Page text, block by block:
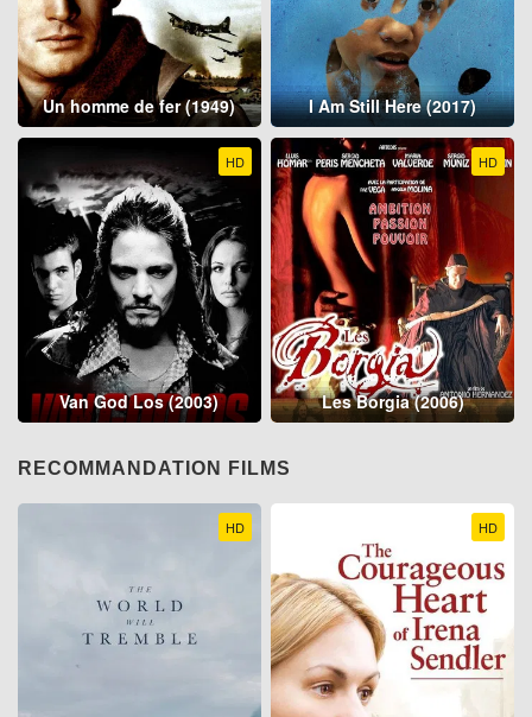
Un homme de fer (1949) I Am Still Here (2017)
HD
Van God Los (2003)
HD
Les Borgia (2006)
RECOMMANDATION FILMS
HD HD